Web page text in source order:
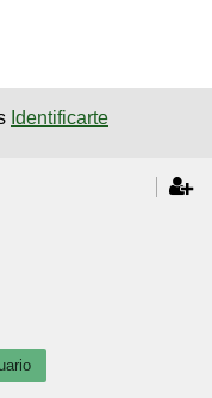
Identificarte